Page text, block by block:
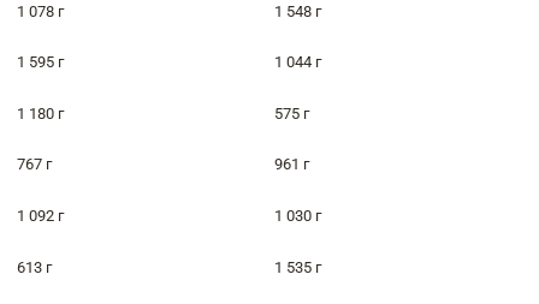
1 078 г 1 548 г
1 595 г 1 044 г
1 180 г 575 г
767 г 961 г
1 092 г 1 030 г
613 г 1 535 г